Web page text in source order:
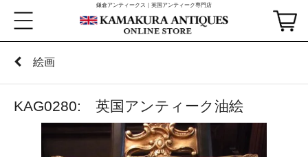
鎌倉アンティークス｜英国アンティーク専門店
絵画
KAG0280: 英国アンティーク油絵